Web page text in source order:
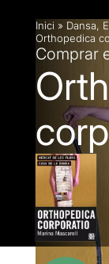
Inici » Dansa,
Orthopedica
Comprar